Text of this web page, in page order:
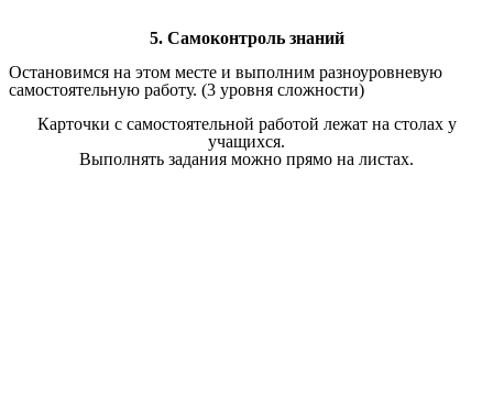
5. Самоконтроль знаний
Остановимся на этом месте и выполним разноуровневую
самостоятельную работу. (3 уровня сложности)
Карточки с самостоятельной работой лежат на столах у
учащихся.
Выполнять задания можно прямо на листах.